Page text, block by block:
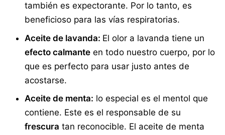
también es expectorante. Por lo tanto, es
beneficioso para las vías respiratorias.
Aceite de lavanda: El olor a lavanda tiene un
efecto calmante en todo nuestro cuerpo, por lo
que es perfecto para usar justo antes de
acostarse.
Aceite de menta: lo especial es el mentol que
contiene. Este es el responsable de su
frescura tan reconocible. El aceite de menta